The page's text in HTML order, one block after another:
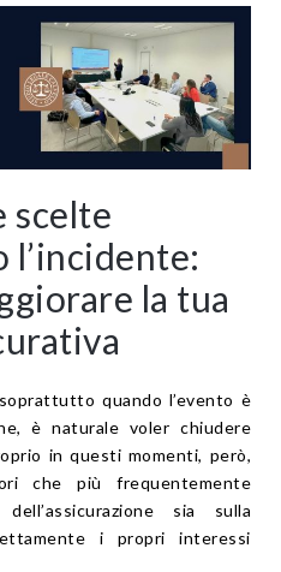
scelte
l’incidente:
la tua
quando l’evento è
è naturale voler chiudere
in questi momenti, però,
che più frequentemente
sia sulla
i propri interessi